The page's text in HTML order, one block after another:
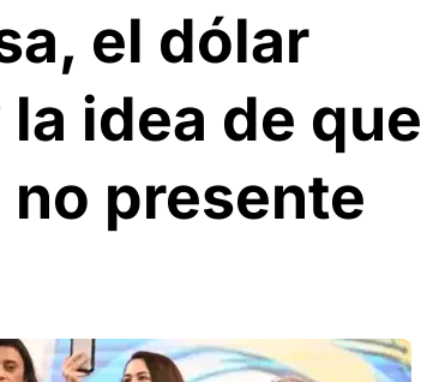
el dólar
idea de que
presente